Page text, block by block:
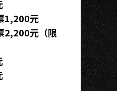
1,200元
2,200元（限